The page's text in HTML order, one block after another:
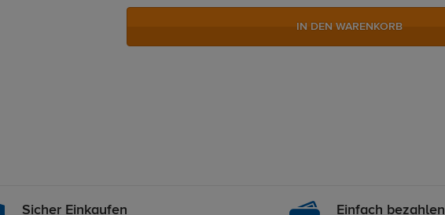
IN DEN WARENKORB
Sicher Einkaufen Einfach bezahlen